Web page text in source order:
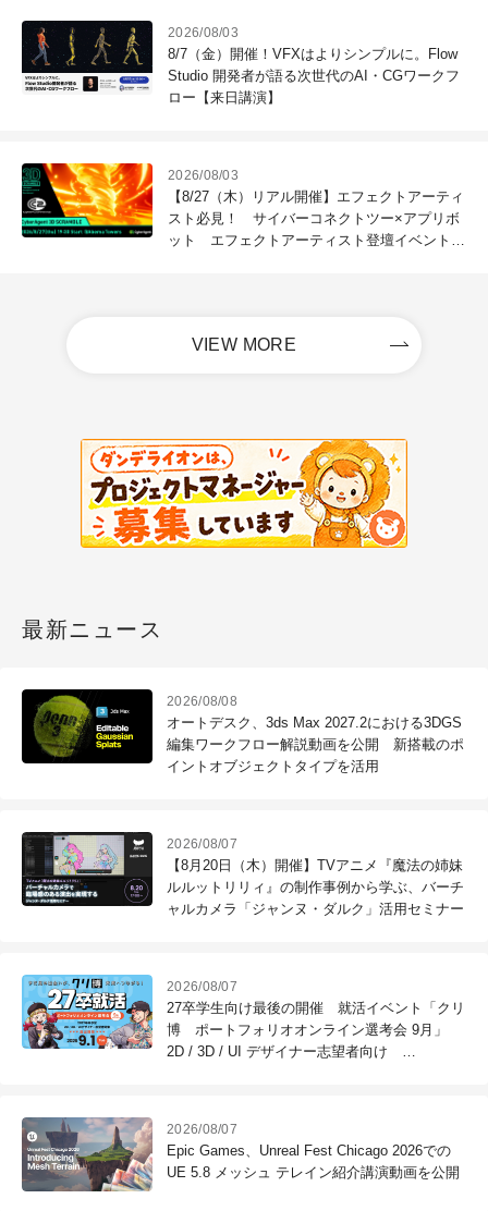
2026/08/03
8/7（金）開催！VFXはよりシンプルに。Flow
Studio 開発者が語る次世代のAI・CGワークフ
ロー【来日講演】
2026/08/03
【8/27（木）リアル開催】エフェクトアーティ
スト必見！ サイバーコネクトツー×アプリボ
ット エフェクトアーティスト登壇イベントを
VIEW MORE
最新ニュース
2026/08/08
オートデスク、3ds Max 2027.2における3DGS
編集ワークフロー解説動画を公開 新搭載のポ
イントオブジェクトタイプを活用
2026/08/07
【8月20日（木）開催】TVアニメ『魔法の姉妹
ルルットリリィ』の制作事例から学ぶ、バーチ
ャルカメラ「ジャンヌ・ダルク」活用セミナー
2026/08/07
27卒学生向け最後の開催 就活イベント「クリ
博 ポートフォリオオンライン選考会 9月」
2D / 3D / UI デザイナー志望者向け
2026/08/07
Epic Games、Unreal Fest Chicago 2026での
UE 5.8 メッシュ テレイン紹介講演動画を公開